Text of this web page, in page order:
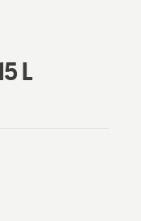
L